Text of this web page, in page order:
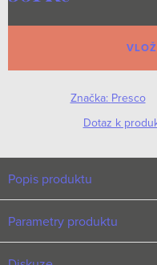
cena:
Značka: Presco
Dotaz k
Popis produktu
Parametry produktu